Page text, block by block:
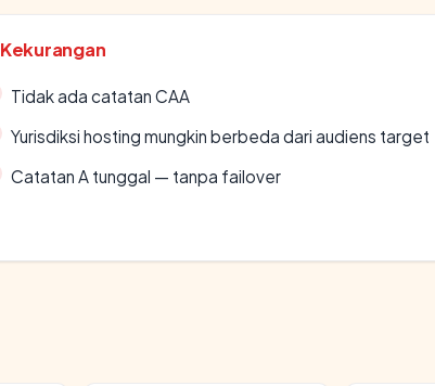
Kekurangan
Tidak ada catatan CAA
Yurisdiksi hosting mungkin berbeda dari audiens target
Catatan A tunggal — tanpa failover